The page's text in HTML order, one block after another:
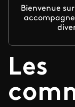
Bienvenue
Les